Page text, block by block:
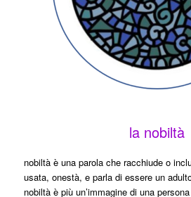
la nobiltà
nobiltà è una parola che racchiude o
usata, onestà, e parla di essere un
nobiltà è più un’immagine di una